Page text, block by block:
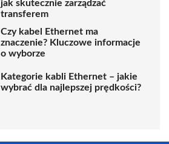
jak skutecznie zarządzać
transferem
Czy kabel Ethernet ma
znaczenie? Kluczowe informacje
o wyborze
Kategorie kabli Ethernet – jakie
wybrać dla najlepszej prędkości?